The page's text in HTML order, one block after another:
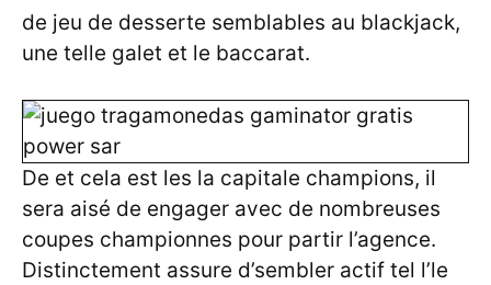
de jeu de desserte semblables au blackjack,
une telle galet et le baccarat.
De et cela est les la capitale champions, il
sera aisé de engager avec de nombreuses
coupes championnes pour partir l’agence.
Distinctement assure d’sembler actif tel l’le